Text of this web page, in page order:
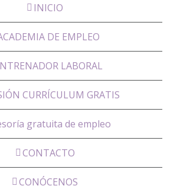
INICIO
DE EMPLEO
LABORAL
CURRÍCULUM GRATIS
gratuita de empleo
CONTACTO
CONÓCENOS